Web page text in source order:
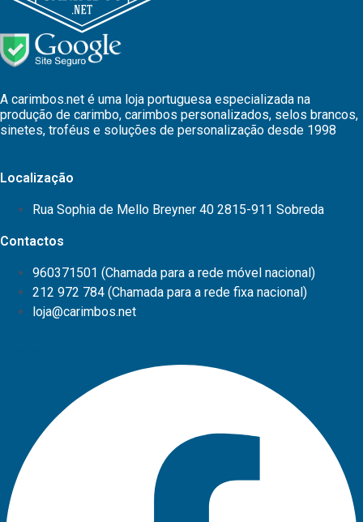
A carimbos.net é uma loja portuguesa especializada na
produção de carimbo, carimbos personalizados, selos brancos,
sinetes, troféus e soluções de personalização desde 1998
Localização
Rua Sophia de Mello Breyner 40 2815-911 Sobreda
Contactos
960371501 (Chamada para a rede móvel nacional)
212 972 784 (Chamada para a rede fixa nacional)
loja@carimbos.net